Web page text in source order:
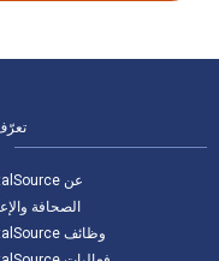
عن VitalSource
الصحافة
وظائف VitalSource